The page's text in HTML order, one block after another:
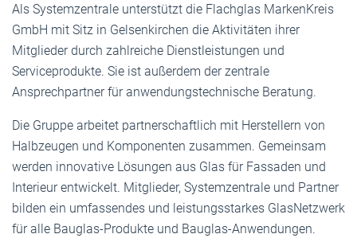
Als Systemzentrale unterstützt die Flachglas MarkenKreis
GmbH mit Sitz in Gelsenkirchen die Aktivitäten ihrer
Mitglieder durch zahlreiche Dienstleistungen und
Serviceprodukte. Sie ist außerdem der zentrale
Ansprechpartner für anwendungstechnische Beratung.
Die Gruppe arbeitet partnerschaftlich mit Herstellern von
Halbzeugen und Komponenten zusammen. Gemeinsam
werden innovative Lösungen aus Glas für Fassaden und
Interieur entwickelt. Mitglieder, Systemzentrale und Partner
bilden ein umfassendes und leistungsstarkes GlasNetzwerk
für alle Bauglas-Produkte und Bauglas-Anwendungen.